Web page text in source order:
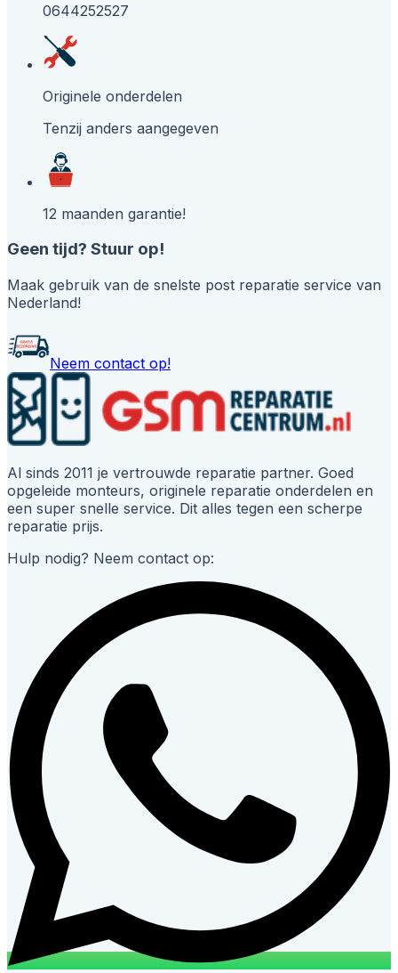
0644252527
Originele onderdelen
Tenzij anders aangegeven
12 maanden garantie!
Geen tijd? Stuur op!
Maak gebruik van de snelste post reparatie service van
Nederland!
Neem contact op!
Al sinds 2011 je vertrouwde reparatie partner. Goed
opgeleide monteurs, originele reparatie onderdelen en
een super snelle service. Dit alles tegen een scherpe
reparatie prijs.
Hulp nodig? Neem contact op: